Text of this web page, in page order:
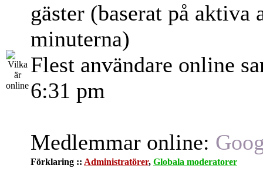
gäster (baserat på aktiva
minuterna)
Flest användare online
6:31 pm
Medlemmar online:
Förklaring :: Administratörer, Globala moderatorer